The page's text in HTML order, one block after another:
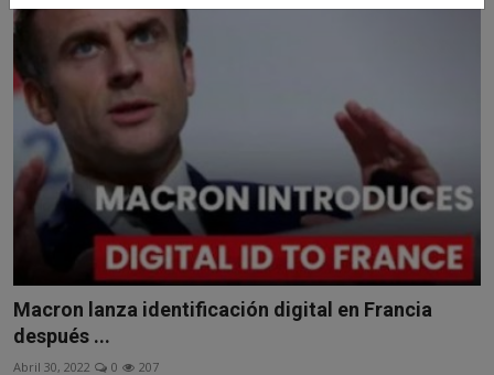
Macron lanza identificación digital en Francia
después ...
Abril 30, 2022 0 207